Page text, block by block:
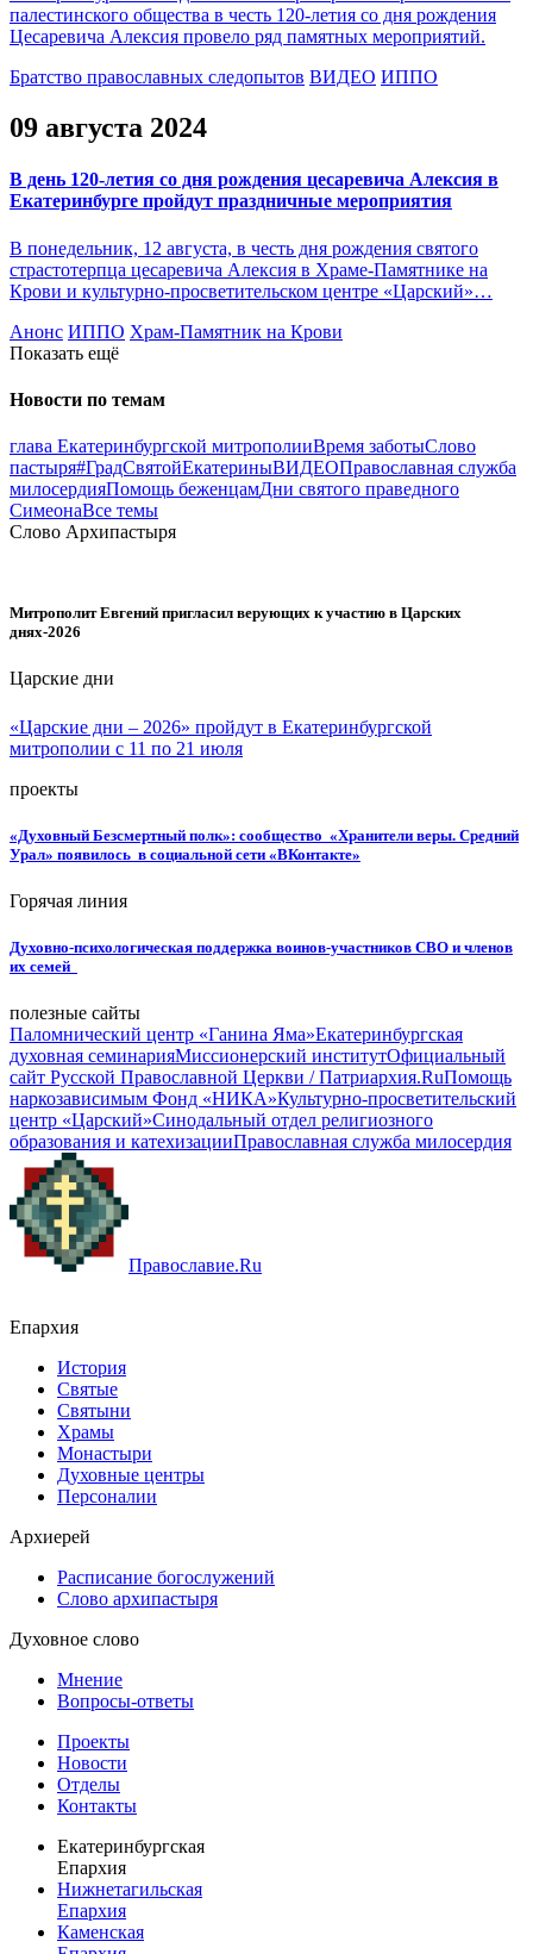
палестинского общества в честь 120-летия со дня рождения
Цесаревича Алексия провело ряд памятных мероприятий.
Братство православных следопытов ВИДЕО ИППО
09 августа 2024
В день 120-летия со дня рождения цесаревича Алексия в
Екатеринбурге пройдут праздничные мероприятия
В понедельник, 12 августа, в честь дня рождения святого
страстотерпца цесаревича Алексия в Храме-Памятнике на
Крови и культурно-просветительском центре «Царский»…
Анонс ИППО Храм-Памятник на Крови
Показать ещё
Новости по темам
глава Екатеринбургской митрополииВремя заботыСлово
пастыря#ГрадСвятойЕкатериныВИДЕОПравославная служба
милосердияПомощь беженцамДни святого праведного
СимеонаВсе темы
Слово Архипастыря
Митрополит Евгений пригласил верующих к участию в Царских
днях-2026
Царские дни
«Царские дни – 2026» пройдут в Екатеринбургской
митрополии с 11 по 21 июля
проекты
«Духовный Безсмертный полк»: сообщество «Хранители веры. Средний
Урал» появилось в социальной сети «ВКонтакте»
Горячая линия
Духовно-психологическая поддержка воинов-участников СВО и членов
их семей
полезные сайты
Паломнический центр «Ганина Яма»Екатеринбургская
духовная семинарияМиссионерский институтОфициальный
сайт Русской Православной Церкви / Патриархия.RuПомощь
наркозависимым Фонд «НИКА»Культурно-просветительский
центр «Царский»Синодальный отдел религиозного
образования и катехизацииПравославная служба милосердия
Православие.Ru
Епархия
История
Святые
Святыни
Храмы
Монастыри
Духовные центры
Персоналии
Архиерей
Расписание богослужений
Слово архипастыря
Духовное слово
Мнение
Вопросы-ответы
Проекты
Новости
Отделы
Контакты
Екатеринбургская
Епархия
Нижнетагильская
Епархия
Каменская